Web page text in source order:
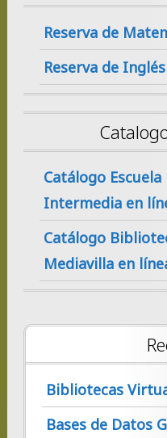
Reserva de
Reserva de Inglés
Catálogo
Intermedia en
Catálogo
Mediavilla en
Bibliotecas
Bases de Datos